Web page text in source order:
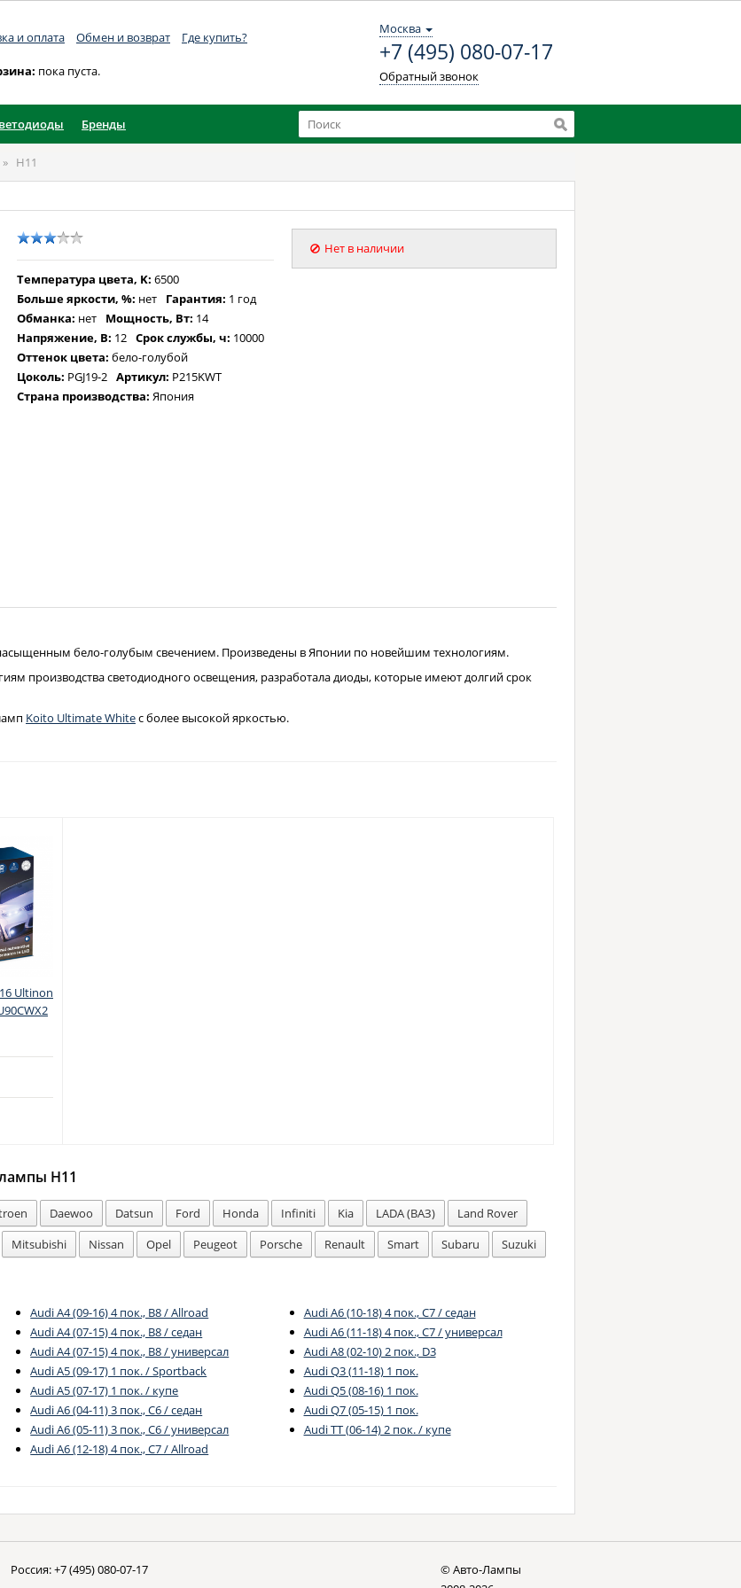
и оплата Обмен и возврат Где купить?
Москва
+7 (495) 080-07-17
Обратный звонок
пока пуста.
Бренды
» H11
Температура цвета, K: 6500
Больше яркости, %: нет Гарантия: 1 год
Обманка: нет Мощность, Вт: 14
Напряжение, В: 12 Срок службы, ч: 10000
Оттенок цвета: бело-голубой
Цоколь: PGJ19-2 Артикул: P215KWT
Страна производства:Япония
Нет в наличии
бело-голубым свечением. Произведены в Японии по новейшим технологиям.
производства светодиодного освещения, разработала диоды, которые имеют долгий срок
Koito Ultimate Whiteс более высокой яркостью.
Ultinon
H11
Daewoo Datsun Ford Honda Infiniti Kia LADA (ВАЗ)
Land Rover
Mitsubishi Nissan Opel Peugeot Porsche Renault Smart Subaru
Suzuki
Audi A4 (09-16) 4 пок., B8 / Allroad
Audi A4 (07-15) 4 пок., B8 / седан
Audi A4 (07-15) 4 пок., B8 / универсал
Audi A5 (09-17) 1 пок. / Sportback
Audi A5 (07-17) 1 пок. / купе
Audi A6 (04-11) 3 пок., C6 / седан
Audi A6 (05-11) 3 пок., C6 / универсал
Audi A6 (12-18) 4 пок., C7 / Allroad
Audi A6 (10-18) 4 пок., C7 / седан
Audi A6 (11-18) 4 пок., C7 / универсал
Audi A8 (02-10) 2 пок., D3
Audi Q3 (11-18) 1 пок.
Audi Q5 (08-16) 1 пок.
Audi Q7 (05-15) 1 пок.
Audi TT (06-14) 2 пок. / купе
Россия:+7 (495) 080-07-17
© Авто-Лампы